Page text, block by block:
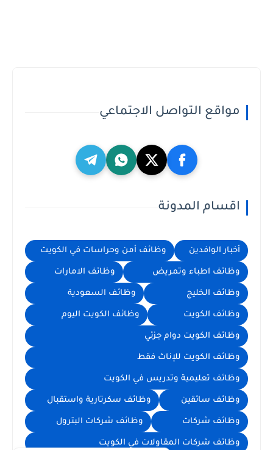
مواقع التواصل الاجتماعي
اقسام المدونة
أخبار الوافدين وظائف أمن وحراسات في الكويت
وظائف اطباء وتمريض وظائف الامارات
وظائف الخليج وظائف السعودية
وظائف الكويت وظائف الكويت اليوم
وظائف الكويت دوام جزئي
وظائف الكويت للإناث فقط
وظائف تعليمية وتدريس في الكويت
وظائف سائقين وظائف سكرتارية واستقبال
وظائف شركات وظائف شركات البترول
وظائف شركات المقاولات في الكويت